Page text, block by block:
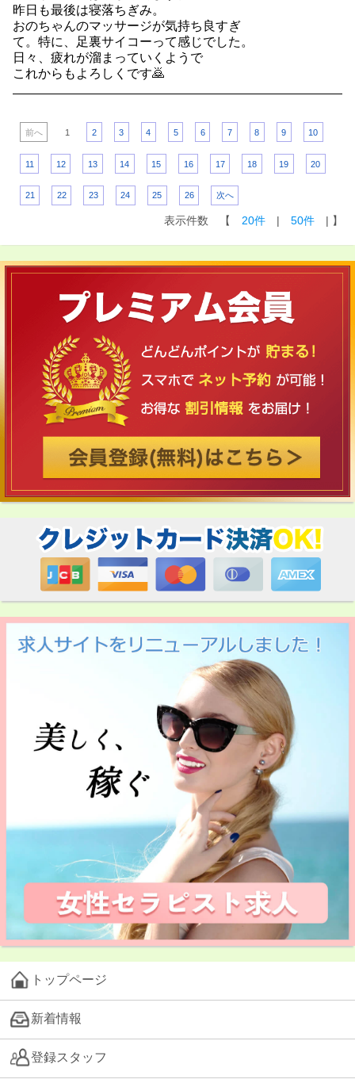
昨日も最後は寝落ちぎみ。
おのちゃんのマッサージが気持ち良すぎ
て。特に、足裏サイコーって感じでした。
日々、疲れが溜まっていくようで
これからもよろしくです🙇
前へ 1 2 3 4 5 6 7 8 9 10
11 12 13 14 15 16 17 18 19 20
21 22 23 24 25 26 次へ
表示件数 【 20件 | 50件 | 】
トップページ
新着情報
登録スタッフ